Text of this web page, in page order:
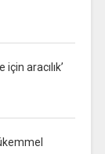
aracılık’